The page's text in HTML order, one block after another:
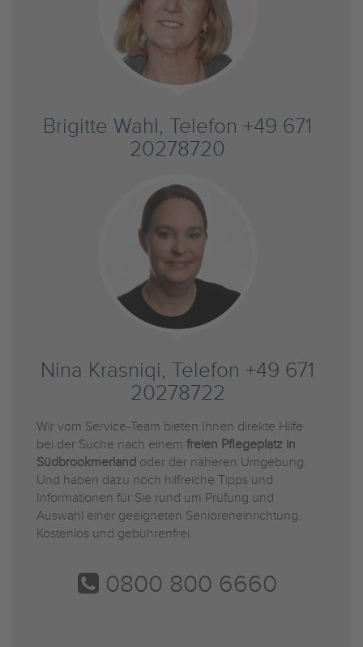
Brigitte Wahl, Telefon +49 671
20278720
Nina Krasniqi, Telefon +49 671
20278722
Wir vom Service-Team bieten Ihnen direkte Hilfe
bei der Suche nach einem freien Pflegeplatz in
Südbrookmerland oder der näheren Umgebung.
Und haben dazu noch hilfreiche Tipps und
Informationen für Sie rund um Prüfung und
Auswahl einer geeigneten Senioreneinrichtung.
Kostenlos und gebührenfrei.
0800 800 6660